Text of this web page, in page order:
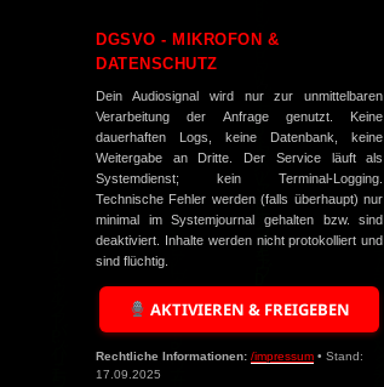
DGSVO - MIKROFON &
DATENSCHUTZ
Dein Audiosignal wird nur zur unmittelbaren
Verarbeitung der Anfrage genutzt. Keine
dauerhaften Logs, keine Datenbank, keine
Weitergabe an Dritte. Der Service läuft als
Systemdienst; kein Terminal-Logging.
Technische Fehler werden (falls überhaupt) nur
minimal im Systemjournal gehalten bzw. sind
deaktiviert. Inhalte werden nicht protokolliert und
sind flüchtig.
AKTIVIEREN & FREIGEBEN
Rechtliche Informationen: /impressum • Stand:
17.09.2025